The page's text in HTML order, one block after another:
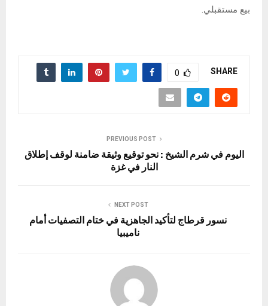
بيع مستقبلي.
SHARE
0
PREVIOUS POST
اليوم في شرم الشيخ : نحو توقيع وثيقة ضامنة لوقف إطلاق
النار في غزة
NEXT POST
نسور قرطاج لتأكيد الجاهزية في ختام التصفيات أمام
ناميبيا